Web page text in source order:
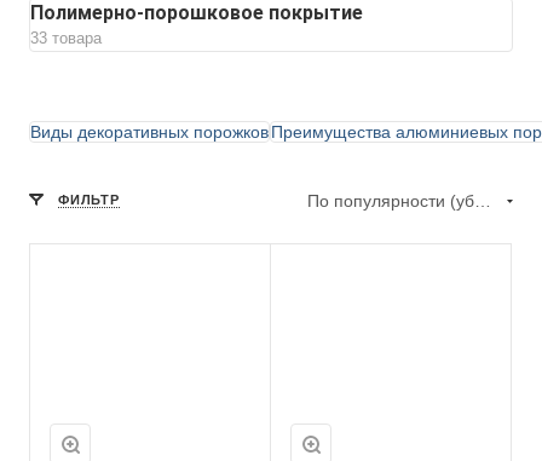
Полимерно-порошковое покрытие
33 товара
Виды декоративных порожковПреимущества алюминиевых
ФИЛЬТР